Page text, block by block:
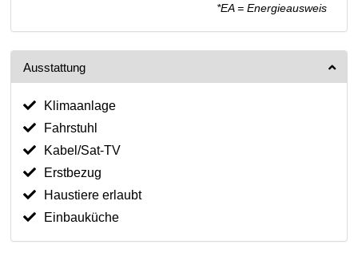
*EA = Energieausweis
Ausstattung
Klimaanlage
Fahrstuhl
Kabel/Sat-TV
Erstbezug
Haustiere erlaubt
Einbauküche